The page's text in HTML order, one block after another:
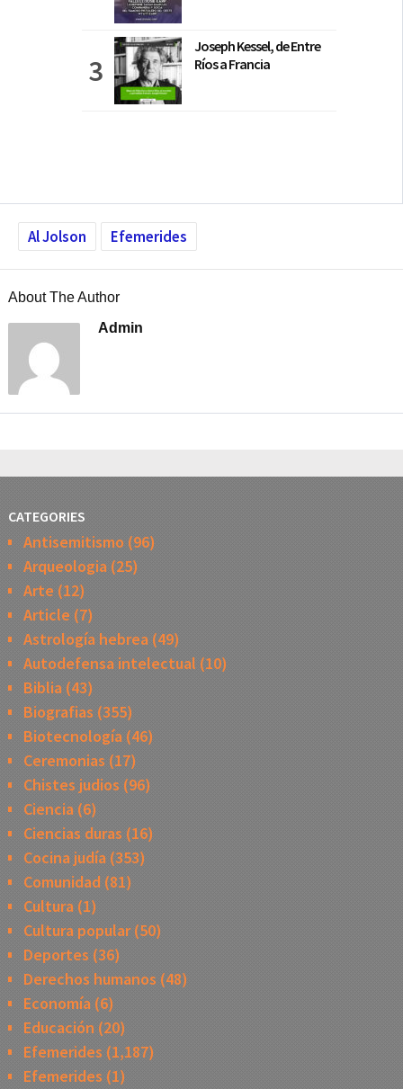
Joseph Kessel, de Entre
Ríos a Francia
Al Jolson Efemerides
About The Author
Admin
CATEGORIES
Antisemitismo (96)
Arqueologia(25)
Arte (12)
Article (7)
Astrología hebrea(49)
Autodefensa intelectual (10)
Biblia(43)
Biografias (355)
Biotecnología(46)
Ceremonias (17)
Chistes judios (96)
Ciencia(6)
Ciencias duras (16)
Cocina judía(353)
Comunidad(81)
Cultura(1)
Cultura popular(50)
Deportes (36)
Derechos humanos (48)
Economía(6)
Educación (20)
Efemerides (1,187)
Efemerides (1)